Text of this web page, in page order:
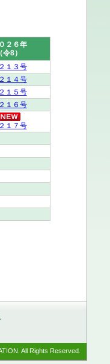
２６年
（令8）
１３号
１４号
１５号
１６号
１７号
All Rights Reserved.